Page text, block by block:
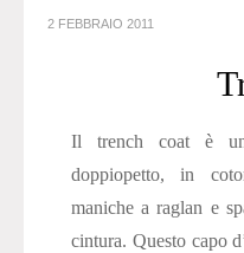
2 FEBBRAIO 2011
Il trench coat è
doppiopetto, in
maniche a raglan e
cintura. Questo capo